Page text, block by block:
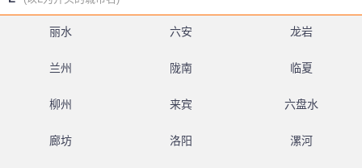
丽水 六安 龙岩
兰州 陇南 临夏
柳州 来宾 六盘水
廊坊 洛阳 漯河